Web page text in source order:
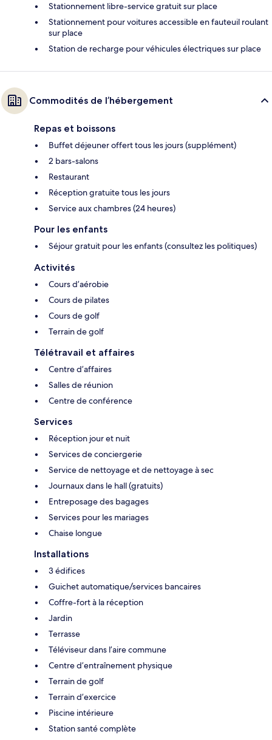
Stationnement libre-service gratuit sur place
Stationnement pour voitures accessible en fauteuil roulant
sur place
Station de recharge pour véhicules électriques sur place
Commodités de l’hébergement
Repas et boissons
Buffet déjeuner offert tous les jours (supplément)
2 bars-salons
Restaurant
Réception gratuite tous les jours
Service aux chambres (24 heures)
Pour les enfants
Séjour gratuit pour les enfants (consultez les politiques)
Activités
Cours d’aérobie
Cours de pilates
Cours de golf
Terrain de golf
Télétravail et affaires
Centre d’affaires
Salles de réunion
Centre de conférence
Services
Réception jour et nuit
Services de conciergerie
Service de nettoyage et de nettoyage à sec
Journaux dans le hall (gratuits)
Entreposage des bagages
Services pour les mariages
Chaise longue
Installations
3 édifices
Guichet automatique/services bancaires
Coffre-fort à la réception
Jardin
Terrasse
Téléviseur dans l’aire commune
Centre d’entraînement physique
Terrain de golf
Terrain d’exercice
Piscine intérieure
Station santé complète